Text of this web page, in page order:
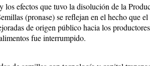
los efectos que tuvo la disolución de la
(pronase) se reflejan en el hecho que
de origen pú­blico hacia los productores
fue interrumpido.